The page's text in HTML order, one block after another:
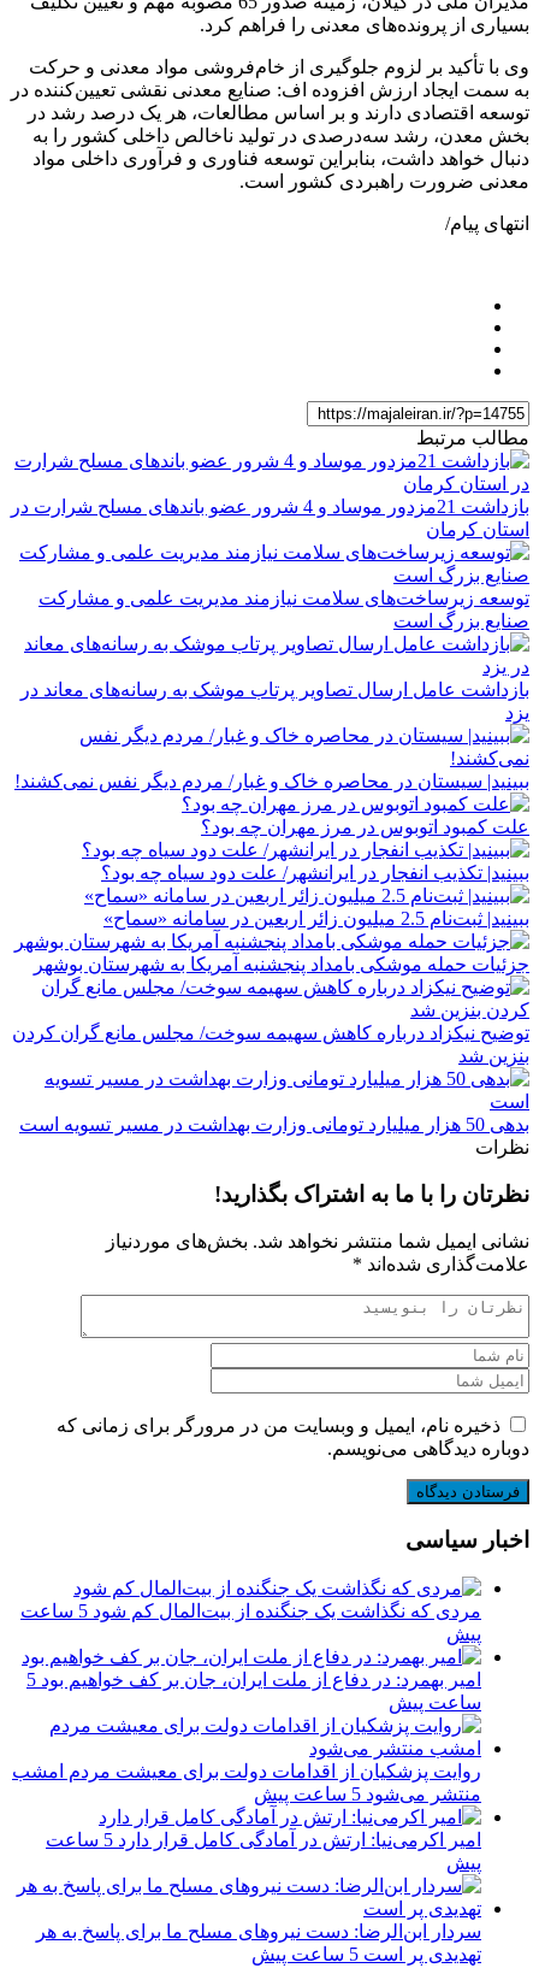
بسیاری از پرونده‌های معدنی را فراهم کرد.
وی با تأکید بر لزوم جلوگیری از خام‌فروشی مواد معدنی و حرکت
به سمت ایجاد ارزش افزوده اف: صنایع معدنی نقشی تعیین‌کننده در
توسعه اقتصادی دارند و بر اساس مطالعات، هر یک درصد رشد در
بخش معدن، رشد سه‌درصدی در تولید ناخالص داخلی کشور را به
دنبال خواهد داشت، بنابراین توسعه فناوری و فرآوری داخلی مواد
معدنی ضرورت راهبردی کشور است.
انتهای پیام/
مطالب مرتبط
بازداشت 21مزدور موساد و 4 شرور عضو باندهای مسلح شرارت در
استان کرمان
توسعه زیرساخت‌های سلامت نیازمند مدیریت علمی و مشارکت
صنایع بزرگ است
بازداشت عامل ارسال تصاویر پرتاب موشک به رسانه‌های معاند در
یزد
ببینید| سیستان در ‌محاصره خاک و غبار/ مردم دیگر نفس نمی‌کشند!
علت کمبود اتوبوس در مرز مهران چه بود؟
ببینید| تکذیب ‌انفجار در ایرانشهر/ ️علت دود سیاه چه بود؟
ببینید| ثبت‌نام 2.5 میلیون زائر اربعین در سامانه «سماح»
جزئیات حمله موشکی بامداد پنجشنبه آمریکا به شهرستان بوشهر
توضیح نیکزاد درباره کاهش سهیمه سوخت/ مجلس مانع گران کردن
بنزین شد
بدهی‌ 50 هزار میلیارد تومانی وزارت بهداشت در مسیر تسویه است
نظرات
نظرتان را با ما به اشتراک بگذارید!
نشانی ایمیل شما منتشر نخواهد شد. بخش‌های موردنیاز
علامت‌گذاری شده‌اند *
ذخیره نام، ایمیل و وبسایت من در مرورگر برای زمانی که
دوباره دیدگاهی می‌نویسم.
اخبار سیاسی
مردی که نگذاشت یک جنگنده از بیت‌المال کم شود
5 ساعت
پیش
امیر بهمرد: در دفاع از ملت ایران، جان بر کف خواهیم بود 5
ساعت پیش
روایت پزشکیان از اقدامات دولت برای معیشت مردم امشب
منتشر می‌شود 5 ساعت پیش
امیر اکرمی‌نیا: ارتش در آمادگی کامل قرار دارد
5 ساعت
پیش
سردار ابن‌الرضا: دست نیروهای مسلح ما برای پاسخ به هر
تهدیدی پر است 5 ساعت پیش